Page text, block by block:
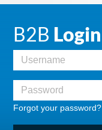
B2B Login
Forgot your password?